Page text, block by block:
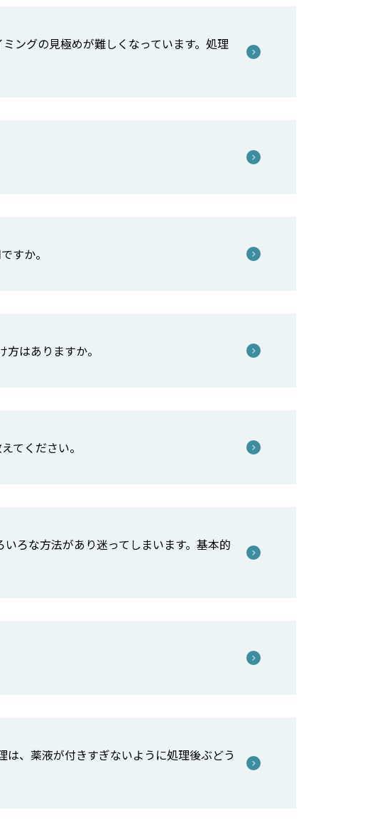
ングの見極めが難しくなっています。処理
すか。
はありますか。
てください。
ろな方法があり迷ってしまいます。基本的
、薬液が付きすぎないように処理後ぶどう